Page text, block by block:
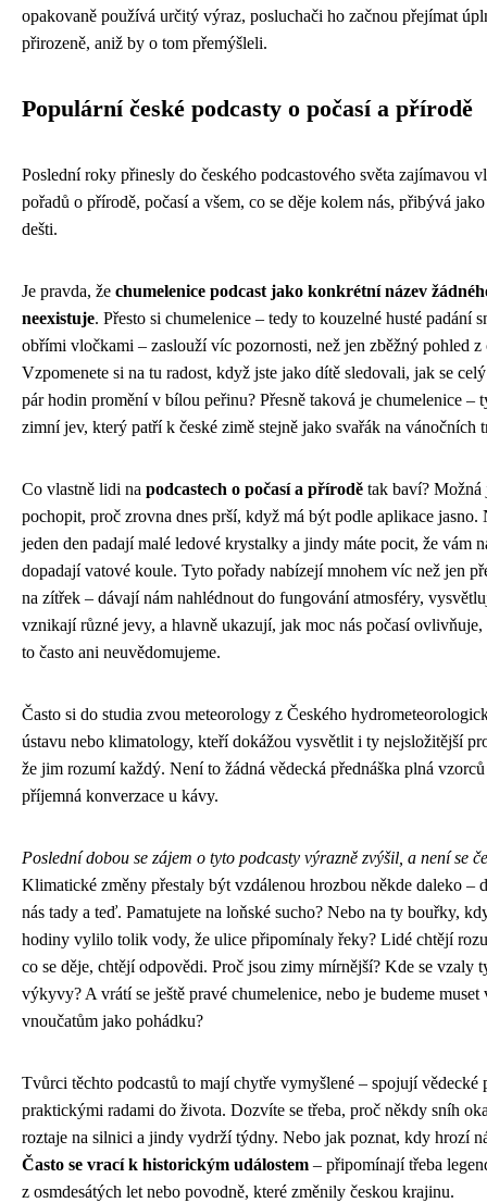
opakovaně používá určitý výraz, posluchači ho začnou přejímat
přirozeně, aniž by o tom přemýšleli.
Populární české podcasty o počasí a přírodě
Poslední roky přinesly do českého podcastového světa zajímavou
pořadů o přírodě, počasí a všem, co se děje kolem nás, přibývá
dešti.
Je pravda, že chumelenice podcast jako konkrétní název
neexistuje. Přesto si chumelenice – tedy to kouzelné husté padání
obřími vločkami – zaslouží víc pozornosti, než jen zběžný pohled z
Vzpomenete si na tu radost, když jste jako dítě sledovali, jak se
pár hodin promění v bílou peřinu? Přesně taková je chumelenice –
zimní jev, který patří k české zimě stejně jako svařák na vánočních
Co vlastně lidi na podcastech o počasí a přírodě tak baví? Možná
pochopit, proč zrovna dnes prší, když má být podle aplikace jasno.
jeden den padají malé ledové krystalky a jindy máte pocit, že vám
dopadají vatové koule. Tyto pořady nabízejí mnohem víc než jen
na zítřek – dávají nám nahlédnout do fungování atmosféry,
vznikají různé jevy, a hlavně ukazují, jak moc nás počasí
to často ani neuvědomujeme.
Často si do studia zvou meteorology z Českého
ústavu nebo klimatology, kteří dokážou vysvětlit i ty nejsložitější
že jim rozumí každý. Není to žádná vědecká přednáška plná
příjemná konverzace u kávy.
Poslední dobou se zájem o tyto podcasty výrazně zvýšil, a není se
Klimatické změny přestaly být vzdálenou hrozbou někde daleko –
nás tady a teď. Pamatujete na loňské sucho? Nebo na ty bouřky,
hodiny vylilo tolik vody, že ulice připomínaly řeky? Lidé chtějí
co se děje, chtějí odpovědi. Proč jsou zimy mírnější? Kde se vzaly
výkyvy? A vrátí se ještě pravé chumelenice, nebo je budeme muset
vnoučatům jako pohádku?
Tvůrci těchto podcastů to mají chytře vymyšlené – spojují vědecké
praktickými radami do života. Dozvíte se třeba, proč někdy sníh
roztaje na silnici a jindy vydrží týdny. Nebo jak poznat, kdy hrozí
Často se vrací k historickým událostem – připomínají třeba
z osmdesátých let nebo povodně, které změnily českou krajinu.